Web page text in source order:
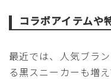
コラボアイテムや
最近では、人気ブラ
る黒スニーカーも増え